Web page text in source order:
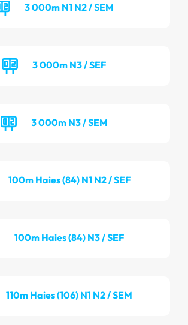
3 000m N1 N2 / SEM
3 000m N3 / SEF
3 000m N3 / SEM
100m Haies (84) N1 N2 / SEF
100m Haies (84) N3 / SEF
110m Haies (106) N1 N2 / SEM